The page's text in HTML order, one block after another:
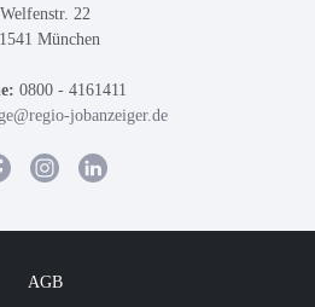
Welfenstr. 22
München
0800 - 4161411
jobanzeiger.de
AGB